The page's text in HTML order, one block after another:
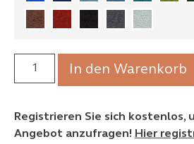
In den Warenkorb
Registrieren Sie sich kostenlos,
Angebot anzufragen! Hier